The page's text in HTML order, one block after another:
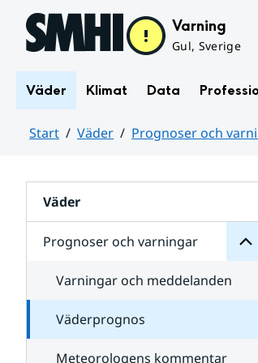
Hoppa till sidans innehåll Varning
Gul, Sverige
Väder Klimat Data
Start Väder Prognoser och
Väder
Prognoser och varningar
för
Varningar och meddelanden
Väderprognos
Meteorologens kommentar